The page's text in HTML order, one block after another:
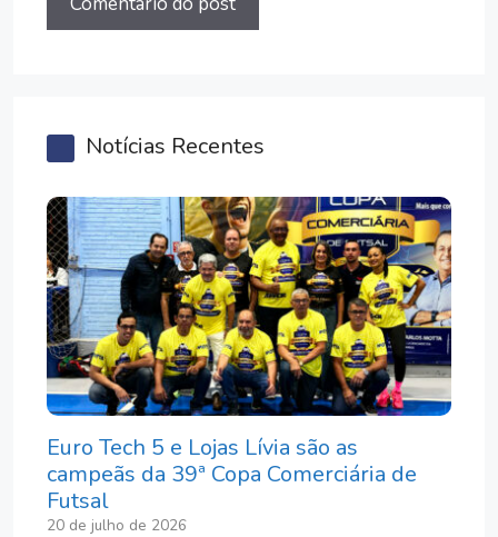
Notícias Recentes
Euro Tech 5 e Lojas Lívia são as
campeãs da 39ª Copa Comerciária de
Futsal
20 de julho de 2026